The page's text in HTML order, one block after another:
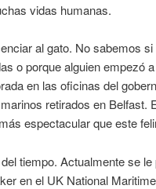
vidas humanas.
al gato. No sabemos
o porque alguien empezó
en las oficinas del
retirados en Belfast.
espectacular que este
tiempo. Actualmente se le
en el UK National